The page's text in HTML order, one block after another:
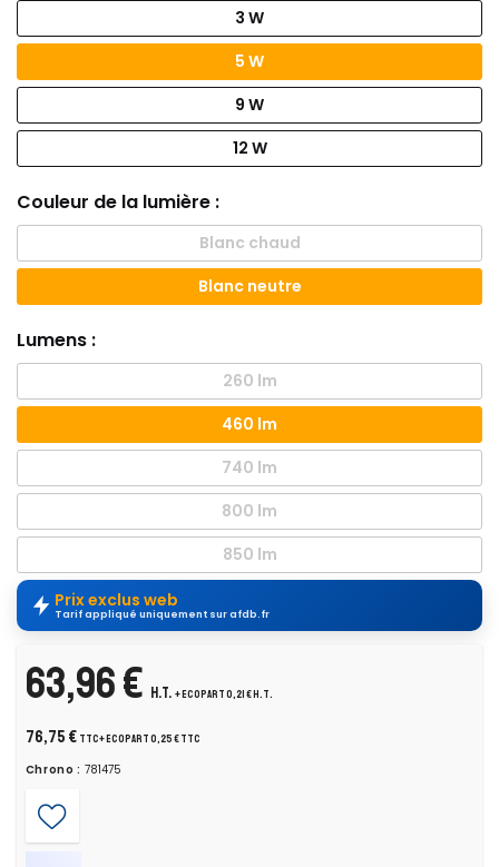
3 W
5 W
9 W
12 W
Couleur de la lumière :
Blanc chaud
Blanc neutre
Lumens :
260 lm
460 lm
740 lm
800 lm
850 lm
Prix exclus web
Tarif appliqué uniquement sur afdb.fr
63,96 € H.T. + ecopart 0,21 € H.T.
76,75 € TTC+ ecopart 0,25 € TTC
Chrono : 781475